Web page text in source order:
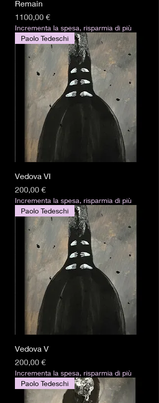
Remain
Precio
1100,00 €
Incrementa la spesa, risparmia di più
Paolo Tedeschi
Vedova VI
Precio
200,00 €
Incrementa la spesa, risparmia di più
Paolo Tedeschi
Vedova V
Precio
200,00 €
Incrementa la spesa, risparmia di più
Paolo Tedeschi